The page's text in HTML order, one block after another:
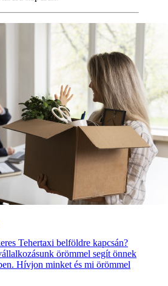
Tehertaxi belföldre kapcsán?
örömmel segít önnek
Hívjon minket és mi örömmel